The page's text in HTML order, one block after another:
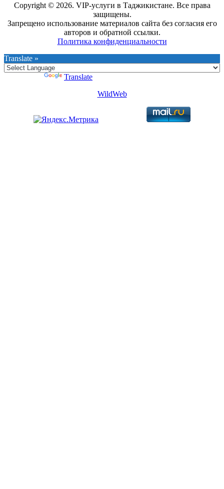
Copyright © 2026. VIP-услуги в Таджикистане. Все права
защищены.
Запрещено использование материалов сайта без согласия его
авторов и обратной ссылки.
Политика конфиденциальности
Translate »
Translate
WildWeb